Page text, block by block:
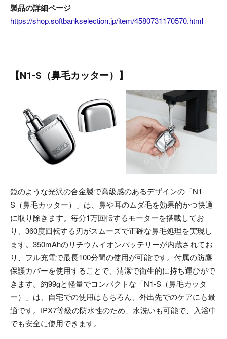
製品の詳細ページ
https://shop.softbankselection.jp/item/4580731170570.html
【N1-S（鼻毛カッター）】
鏡のような光沢の合金製で高級感のあるデザインの「N1-
S（鼻毛カッター）」は、鼻や耳のムダ毛を効果的かつ快適
に取り除きます。毎分1万回転するモーターを搭載してお
り、360度回転する刃がスムーズで正確な鼻毛処理を実現し
ます。350mAhのリチウムイオンバッテリーが内蔵されてお
り、フル充電で最長100分間の使用が可能です。付属の防塵
保護カバーを使用することで、清潔で衛生的に持ち運びがで
きます。約99gと軽量でコンパクトな「N1-S（鼻毛カッタ
ー）」は、自宅での使用はもちろん、外出先でのケアにも最
適です。IPX7等級の防水性のため、水洗いも可能で、入浴中
でも安全に使用できます。